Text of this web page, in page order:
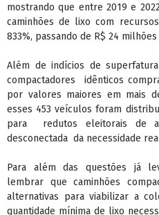
mostrando que entre 2019 e
caminhões de lixo com
833%, passando de R$ 24
Além de indícios de
compactadores idênticos
por valores maiores em mais
esses 453 veículos foram
para redutos eleitorais de
desconectada da necessidade
Para além das questões já
lembrar que caminhões
alternativas para viabilizar a
quantidade mínima de lixo